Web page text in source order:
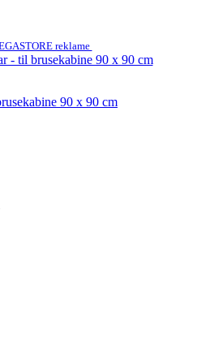
reklame
90 x 90 cm